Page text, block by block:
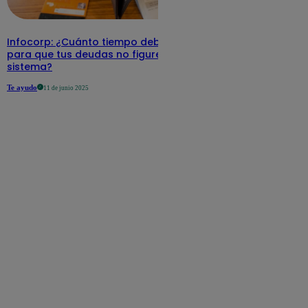
Infocorp: ¿Cuánto tiempo debe pasar
para que tus deudas no figuren en su
sistema?
Te ayudo 11 de junio 2025